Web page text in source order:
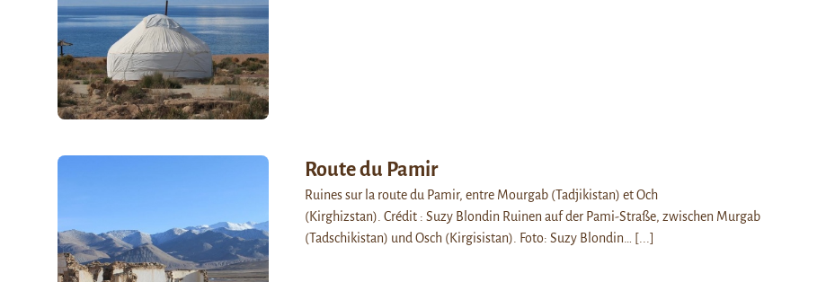
Route du Pamir
Ruines sur la route du Pamir, entre Mourgab (Tadjikistan) et Och
(Kirghizstan). Crédit : Suzy Blondin Ruinen auf der Pami-Straße, zwischen Murgab
(Tadschikistan) und Osch (Kirgisistan). Foto: Suzy Blondin…
[...]